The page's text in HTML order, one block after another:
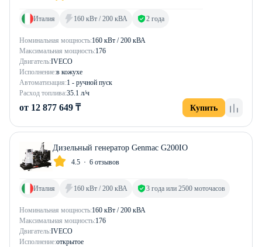
Номинальная мощность:160 кВт / 200 кВА
Максимальная мощность:176
Двигатель:IVECO
Исполнение:в кожухе
Автоматизация:1 - ручной пуск
Расход топлива:35.1 л/ч
Италия 160 кВт / 200 кВА 2 года
от 12 877 649 ₸ Купить
Дизельный генератор Genmac G200IO
4.5 6 отзывов
Номинальная мощность:160 кВт / 200 кВА
Максимальная мощность:176
Двигатель:IVECO
Исполнение:открытое
Италия 160 кВт / 200 кВА 3 года или 2500 моточасов